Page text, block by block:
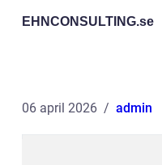
EHNCONSULTING.se
06 april 2026 admin